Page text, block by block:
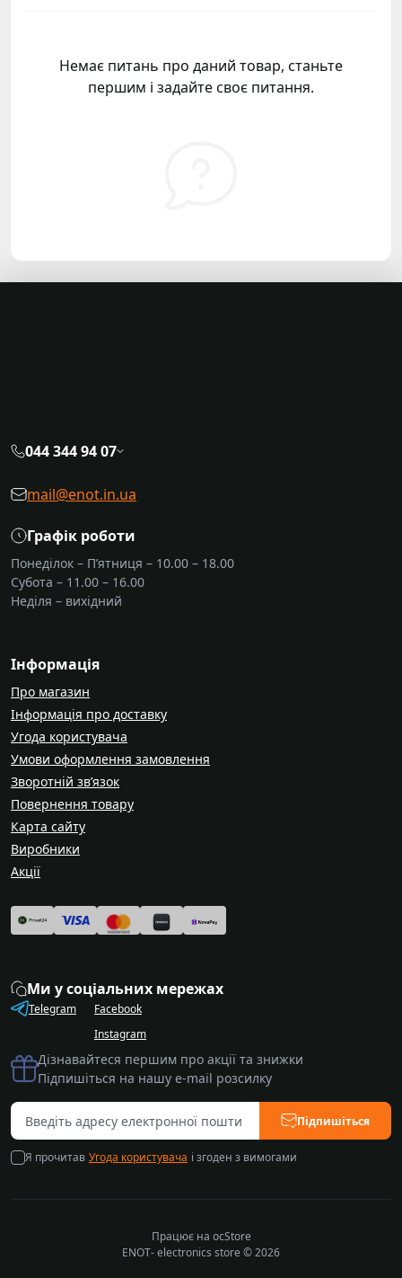
Немає питань про даний товар, станьте
першим і задайте своє питання.
044 344 94 07
mail@enot.in.ua
Графік роботи
Понеділок – П’ятниця – 10.00 – 18.00
Субота – 11.00 – 16.00
Неділя – вихідний
Інформація
Про магазин
Інформація про доставку
Угода користувача
Умови оформлення замовлення
Зворотній зв’язок
Повернення товару
Карта сайту
Виробники
Акції
Ми у соціальних мережах
Telegram
Facebook
Instagram
Дізнавайтеся першим про акції та знижки
Підпишіться на нашу e-mail розсилку
Підпишіться
Я прочитав Угода користувача і згоден з вимогами
Працює на ocStore
ENOT- electronics store © 2026